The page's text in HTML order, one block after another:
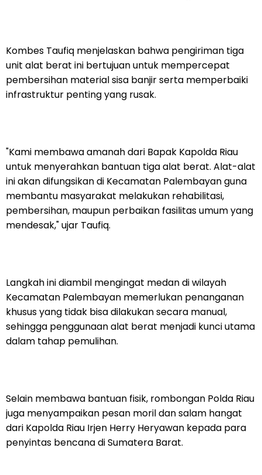
Kombes Taufiq menjelaskan bahwa pengiriman tiga
unit alat berat ini bertujuan untuk mempercepat
pembersihan material sisa banjir serta memperbaiki
infrastruktur penting yang rusak.
"Kami membawa amanah dari Bapak Kapolda Riau
untuk menyerahkan bantuan tiga alat berat. Alat-alat
ini akan difungsikan di Kecamatan Palembayan guna
membantu masyarakat melakukan rehabilitasi,
pembersihan, maupun perbaikan fasilitas umum yang
mendesak," ujar Taufiq.
Langkah ini diambil mengingat medan di wilayah
Kecamatan Palembayan memerlukan penanganan
khusus yang tidak bisa dilakukan secara manual,
sehingga penggunaan alat berat menjadi kunci utama
dalam tahap pemulihan.
Selain membawa bantuan fisik, rombongan Polda Riau
juga menyampaikan pesan moril dan salam hangat
dari Kapolda Riau Irjen Herry Heryawan kepada para
penyintas bencana di Sumatera Barat.